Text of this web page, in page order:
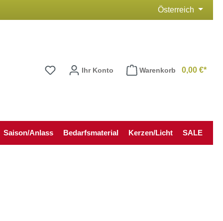
Österreich
Ihr Konto Warenkorb 0,00 €*
Saison/Anlass Bedarfsmaterial Kerzen/Licht SALE